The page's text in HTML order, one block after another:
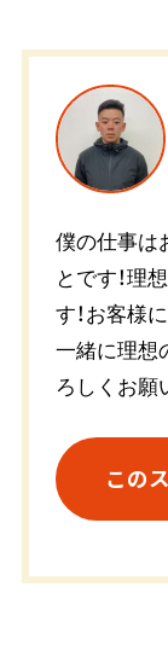
僕の仕事は
とです！理
す！お客様
一緒に理想
ろしくお願
この